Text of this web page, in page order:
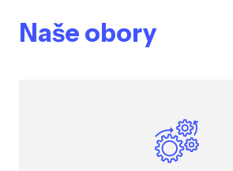
Naše obory